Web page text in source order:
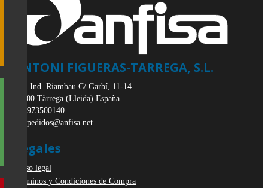
ANTONI FIGUERAS-TARREGA, S.L.
Pol. Ind. Riambau C/ Garbí, 11-14
25300 Tàrrega (Lleida) España
973500140
pedidos@anfisa.net
Legales
Aviso legal
Términos y Condiciones de Compra